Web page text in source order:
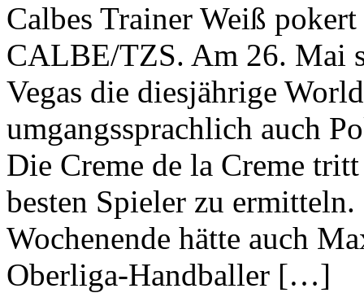
Calbes Trainer Weiß
CALBE/TZS. Am 26. Mai
Vegas die diesjährige
umgangssprachlich auch
Die Creme de la Creme
besten Spieler zu
Wochenende hätte auch
Oberliga-Handballer […]